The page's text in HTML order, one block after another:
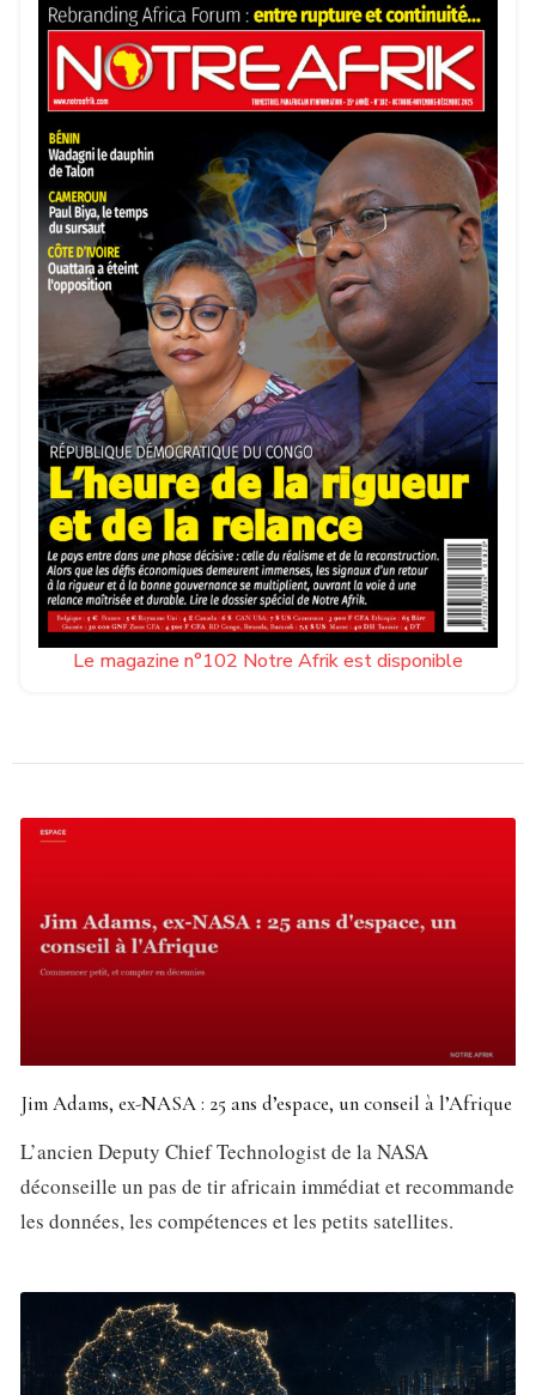
Le magazine n°102 Notre Afrik est disponible
Jim Adams, ex-NASA : 25 ans d’espace, un conseil à l’Afrique
L’ancien Deputy Chief Technologist de la NASA
déconseille un pas de tir africain immédiat et recommande
les données, les compétences et les petits satellites.